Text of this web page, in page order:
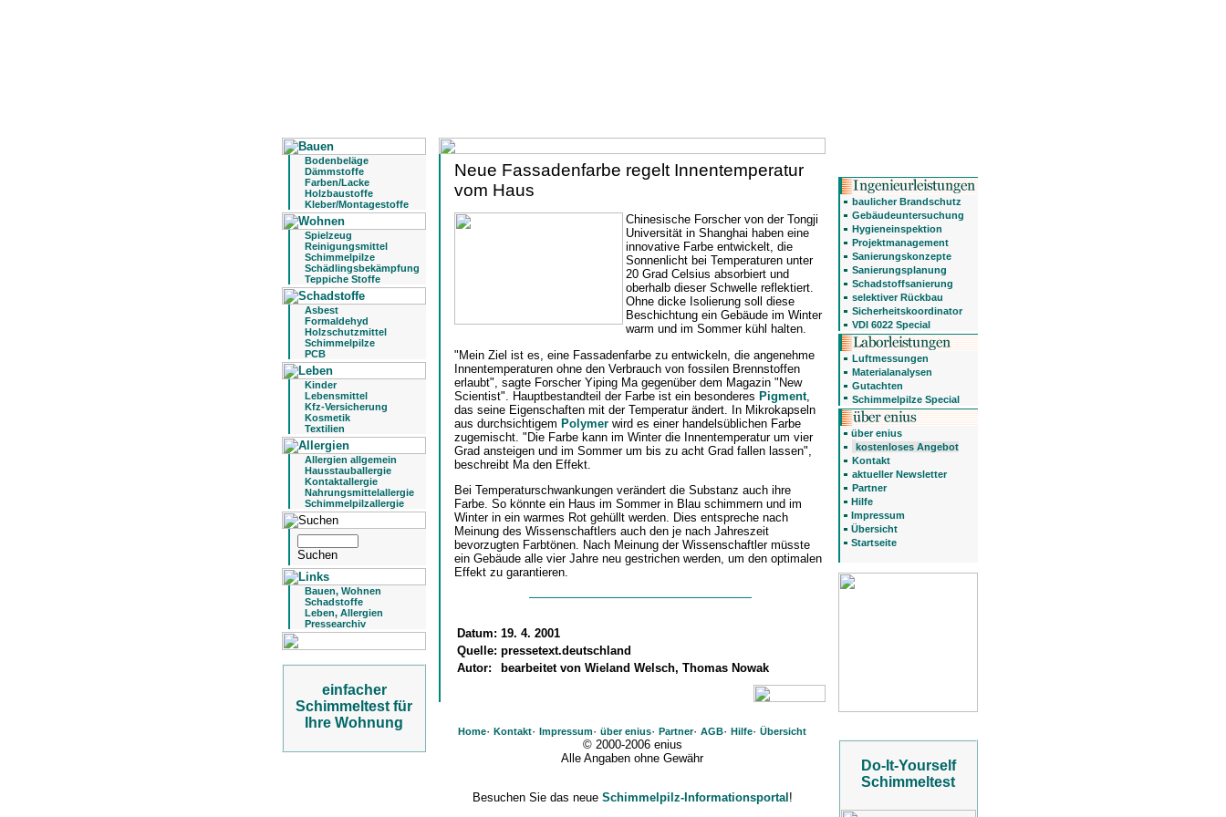
Bodenbeläge
Dämmstoffe
Farben/Lacke
Holzbaustoffe
Kleber/Montagestoffe
Spielzeug
Reinigungsmittel
Schimmelpilze
Schädlingsbekämpfung
Teppiche Stoffe
Asbest
Formaldehyd
Holzschutzmittel
Schimmelpilze
PCB
Kinder
Lebensmittel
Kfz-Versicherung
Kosmetik
Textilien
Allergien allgemein
Hausstauballergie
Kontaktallergie
Nahrungsmittelallergie
Schimmelpilzallergie
Bauen, Wohnen
Schadstoffe
Leben, Allergien
Pressearchiv
einfacher
Schimmeltest für
Ihre Wohnung
Neue Fassadenfarbe regelt Innentemperatur
vom Haus
Chinesische Forscher von der Tongji
Universität in Shanghai haben eine
innovative Farbe entwickelt, die
Sonnenlicht bei Temperaturen unter
20 Grad Celsius absorbiert und
oberhalb dieser Schwelle reflektiert.
Ohne dicke Isolierung soll diese
Beschichtung ein Gebäude im Winter
warm und im Sommer kühl halten.
"Mein Ziel ist es, eine Fassadenfarbe zu entwickeln, die angenehme
Innentemperaturen ohne den Verbrauch von fossilen Brennstoffen
erlaubt", sagte Forscher Yiping Ma gegenüber dem Magazin "New
Scientist". Hauptbestandteil der Farbe ist ein besonderes Pigment,
das seine Eigenschaften mit der Temperatur ändert. In Mikrokapseln
aus durchsichtigem Polymer wird es einer handelsüblichen Farbe
zugemischt. "Die Farbe kann im Winter die Innentemperatur um vier
Grad ansteigen und im Sommer um bis zu acht Grad fallen lassen",
beschreibt Ma den Effekt.
Bei Temperaturschwankungen verändert die Substanz auch ihre
Farbe. So könnte ein Haus im Sommer in Blau schimmern und im
Winter in ein warmes Rot gehüllt werden. Dies entspreche nach
Meinung des Wissenschaftlers auch den je nach Jahreszeit
bevorzugten Farbtönen. Nach Meinung der Wissenschaftler müsste
ein Gebäude alle vier Jahre neu gestrichen werden, um den optimalen
Effekt zu garantieren.
Datum: 19. 4. 2001
Quelle: pressetext.deutschland
Autor:
bearbeitet von Wieland Welsch, Thomas Nowak
Home· Kontakt· Impressum· über enius· Partner· AGB· Hilfe· Übersicht
© 2000-2006 enius
Alle Angaben ohne Gewähr
Besuchen Sie das neue Schimmelpilz-Informationsportal !
baulicher Brandschutz
Gebäudeuntersuchung
Hygieneinspektion
Projektmanagement
Sanierungskonzepte
Sanierungsplanung
Schadstoffsanierung
selektiver Rückbau
Sicherheitskoordinator
VDI 6022 Special
Luftmessungen
Materialanalysen
Gutachten
Schimmelpilze Special
über enius
kostenloses Angebot
Kontakt
aktueller Newsletter
Partner
Hilfe
Impressum
Übersicht
Startseite
Do-It-Yourself
Schimmeltest